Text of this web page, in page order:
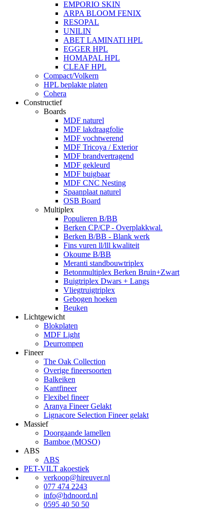
EMPORIO SKIN
ARPA BLOOM FENIX
RESOPAL
UNILIN
ABET LAMINATI HPL
EGGER HPL
HOMAPAL HPL
CLEAF HPL
Compact/Volkern
HPL beplakte platen
Cohera
Constructief
Boards
MDF naturel
MDF lakdraagfolie
MDF vochtwerend
MDF Tricoya / Exterior
MDF brandvertragend
MDF gekleurd
MDF buigbaar
MDF CNC Nesting
Spaanplaat naturel
OSB Board
Multiplex
Populieren B/BB
Berken CP/CP - Overplakkwal.
Berken B/BB - Blank werk
Fins vuren ll/lll kwaliteit
Okoume B/BB
Meranti standbouwtriplex
Betonmultiplex Berken Bruin+Zwart
Buigtriplex Dwars + Langs
Vliegtruigtriplex
Gebogen hoeken
Beuken
Lichtgewicht
Blokplaten
MDF Light
Deurrompen
Fineer
The Oak Collection
Overige fineersoorten
Balkeiken
Kantfineer
Flexibel fineer
Aranya Fineer Gelakt
Lignacore Selection Fineer gelakt
Massief
Doorgaande lamellen
Bamboe (MOSO)
ABS
ABS
PET-VILT akoestiek
verkoop@hireuver.nl
077 474 2243
info@hdnoord.nl
0595 40 50 50